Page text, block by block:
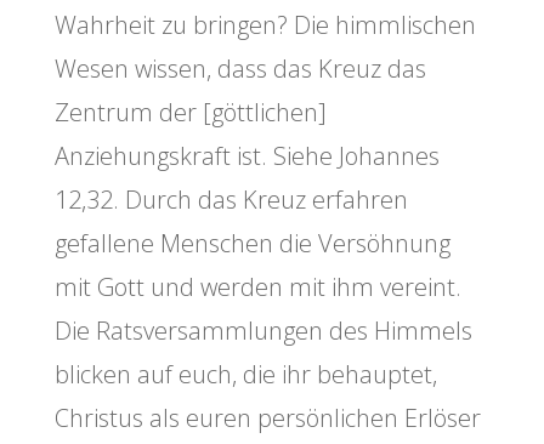
Wahrheit zu bringen? Die himmlischen
Wesen wissen, dass das Kreuz das
Zentrum der [göttlichen]
Anziehungskraft ist. Siehe Johannes
12,32. Durch das Kreuz erfahren
gefallene Menschen die Versöhnung
mit Gott und werden mit ihm vereint.
Die Ratsversammlungen des Himmels
blicken auf euch, die ihr behauptet,
Christus als euren persönlichen Erlöser